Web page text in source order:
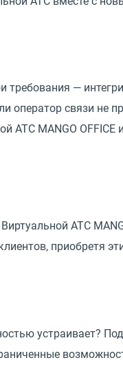
—
оператор связи не
АТС MANGO OFFICE
АТС
приобретя
устраивает?